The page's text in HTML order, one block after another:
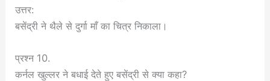
उत्तर:
बसेंद्री ने थैले से दुर्गा माँ का चित्र निकाला।
प्रश्न 10.
कर्नल खुल्लर ने बधाई देते हुए बसेंद्री से क्या कहा?